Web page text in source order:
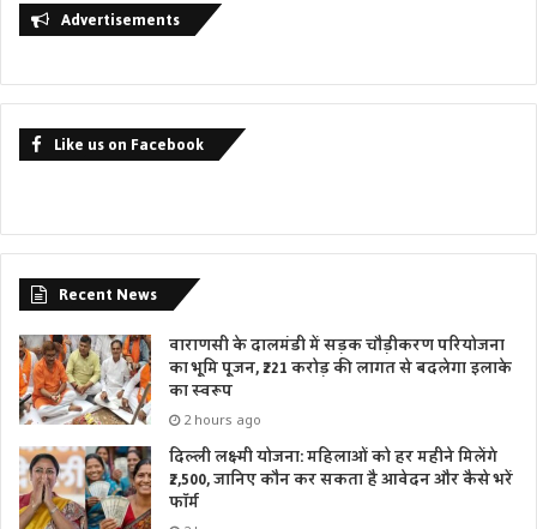
Advertisements
Like us on Facebook
Recent News
वाराणसी के दालमंडी में सड़क चौड़ीकरण परियोजना
का भूमि पूजन, ₹221 करोड़ की लागत से बदलेगा इलाके
का स्वरूप
2 hours ago
दिल्ली लक्ष्मी योजना: महिलाओं को हर महीने मिलेंगे
₹2,500, जानिए कौन कर सकता है आवेदन और कैसे भरें
फॉर्म